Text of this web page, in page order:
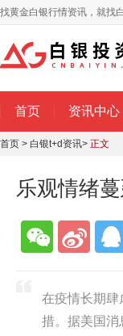
找黄金白银行情资讯，就找
首页 资讯中心
首页 > 白银t+d资讯> 正文
乐观情绪
在疫情长期肆
措。据美国消